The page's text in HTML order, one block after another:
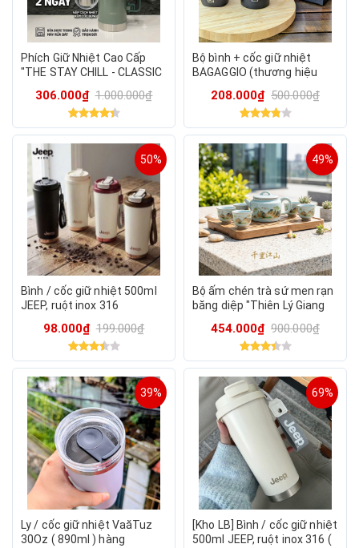
Phích Giữ Nhiệt Cao Cấp
"THE STAY CHILL - CLASSIC
nhiệt 45h
306.000₫ 1.000.000₫
Bộ bình + cốc giữ nhiệt
BAGAGGIO (thương hiệu
208.000₫ 500.000₫
50%
Bình / cốc giữ nhiệt 500ml
JEEP, ruột inox 316
98.000₫ 199.000₫
49%
Bộ ấm chén trà sứ men rạn
băng diệp "Thiên Lý Giang
454.000₫ 900.000₫
39%
Ly / cốc giữ nhiệt VaăTuz
30Oz ( 890ml ) hàng
69%
[Kho LB] Bình / cốc giữ nhiệt
500ml JEEP, ruột inox 316 (